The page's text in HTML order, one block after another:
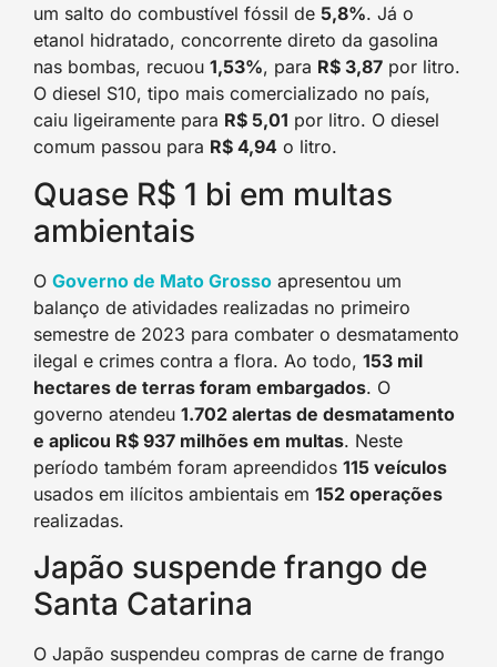
um salto do combustível fóssil de 5,8%. Já o
etanol hidratado, concorrente direto da gasolina
nas bombas, recuou 1,53%, para R$ 3,87 por litro.
O diesel S10, tipo mais comercializado no país,
caiu ligeiramente para R$ 5,01 por litro. O diesel
comum passou para R$ 4,94 o litro.
Quase R$ 1 bi em multas
ambientais
O Governo de Mato Grosso apresentou um
balanço de atividades realizadas no primeiro
semestre de 2023 para combater o desmatamento
ilegal e crimes contra a flora. Ao todo, 153 mil
hectares de terras foram embargados. O
governo atendeu 1.702 alertas de desmatamento
e aplicou R$ 937 milhões em multas. Neste
período também foram apreendidos 115 veículos
usados em ilícitos ambientais em 152 operações
realizadas.
Japão suspende frango de
Santa Catarina
O Japão suspendeu compras de carne de frango